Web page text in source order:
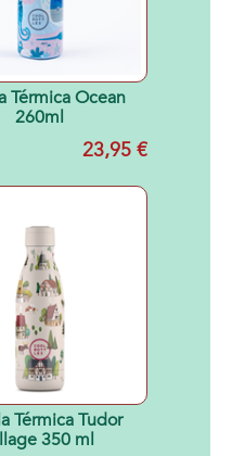
Térmica Ocean
260ml
23,95 €
Térmica Tudor
350 ml